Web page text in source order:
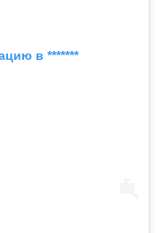
в *******